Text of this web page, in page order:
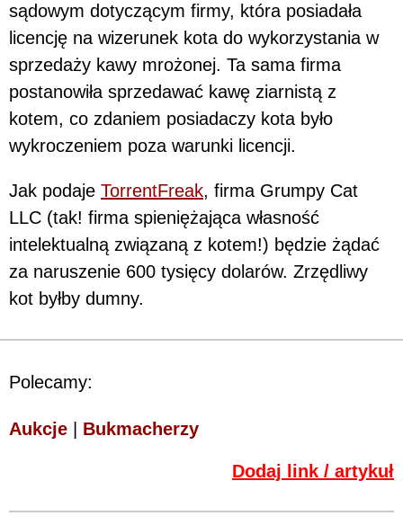
sądowym dotyczącym firmy, która posiadała
licencję na wizerunek kota do wykorzystania w
sprzedaży kawy mrożonej. Ta sama firma
postanowiła sprzedawać kawę ziarnistą z
kotem, co zdaniem posiadaczy kota było
wykroczeniem poza warunki licencji.
Jak podaje TorrentFreak, firma Grumpy Cat
LLC (tak! firma spieniężająca własność
intelektualną związaną z kotem!) będzie żądać
za naruszenie 600 tysięcy dolarów. Zrzędliwy
kot byłby dumny.
Polecamy:
Aukcje Bukmacherzy
Dodaj link / artykuł